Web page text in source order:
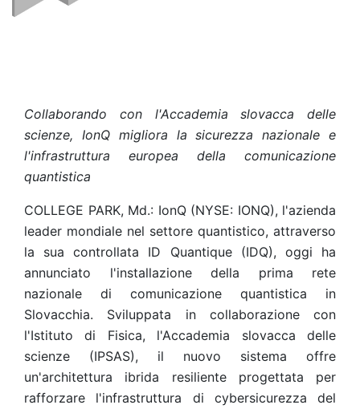
Collaborando con l'Accademia slovacca delle
scienze, IonQ migliora la sicurezza nazionale e
l'infrastruttura europea della comunicazione
quantistica
COLLEGE PARK, Md.: IonQ (NYSE: IONQ), l'azienda
leader mondiale nel settore quantistico, attraverso
la sua controllata ID Quantique (IDQ), oggi ha
annunciato l'installazione della prima rete
nazionale di comunicazione quantistica in
Slovacchia. Sviluppata in collaborazione con
l'Istituto di Fisica, l'Accademia slovacca delle
scienze (IPSAS), il nuovo sistema offre
un'architettura ibrida resiliente progettata per
rafforzare l'infrastruttura di cybersicurezza del